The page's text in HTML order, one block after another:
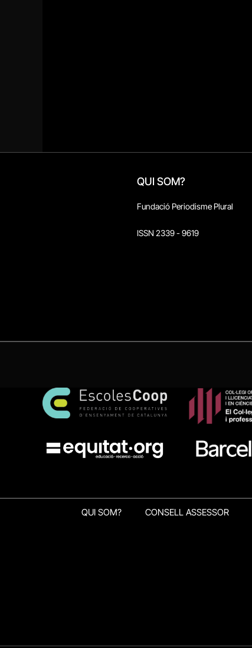
QUI SOM?
Fundació Periodisme Plural
ISSN 2339 - 9619
QUI SOM? CONSELL ASSESSOR